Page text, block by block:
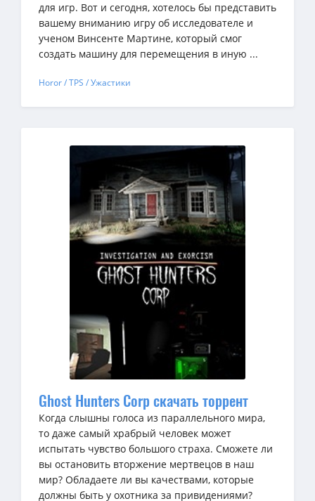
для игр. Вот и сегодня, хотелось бы представить
вашему вниманию игру об исследователе и
ученом Винсенте Мартине, который смог
создать машину для перемещения в иную ...
Horor / TPS / Ужастики
Ghost Hunters Corp скачать торрент
Когда слышны голоса из параллельного мира,
то даже самый храбрый человек может
испытать чувство большого страха. Сможете ли
вы остановить вторжение мертвецов в наш
мир? Обладаете ли вы качествами, которые
должны быть у охотника за привидениями?